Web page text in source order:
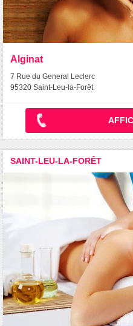
Alginat
7 Rue du General Leclerc
95320 Saint-Leu-la-Forêt
SAINT-LEU-LA-FORÊT